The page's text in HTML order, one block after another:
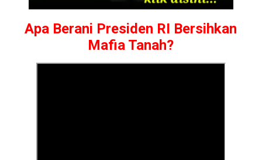
Apa Berani Presiden RI Bersihkan
Mafia Tanah?